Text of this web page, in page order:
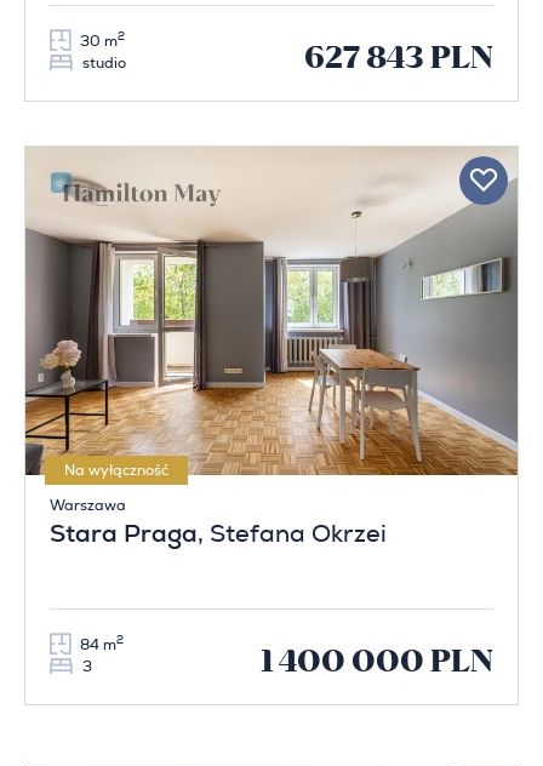
30 m2
studio 627 843 PLN
Na wyłączność
Warszawa
Stara Praga, Stefana Okrzei
84 m2
3 1 400 000 PLN